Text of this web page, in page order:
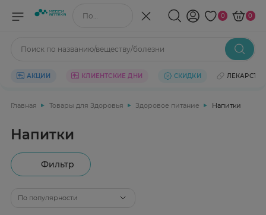
Поиск по названию/веществу 0 0
Поиск по названию/веществу/болезни
АКЦИИ КЛИЕНТСКИЕ ДНИ СКИДКИ ЛЕКАРСТВА
Главная Товары для Здоровья Здоровое питание Напитки
Напитки
Фильтр
По популярности